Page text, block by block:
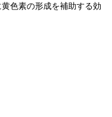
色素の形成を補助する効